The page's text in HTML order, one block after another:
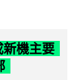
機主要